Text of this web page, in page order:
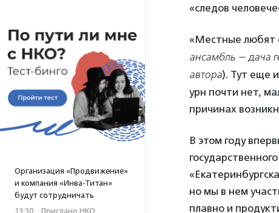
Организация «Продвижение»
и компания «Инва-Титан»
будут сотрудничать
13:30 · Прислано НКО
«следов
«Местные любят
ансамбль — дача
автора). Тут еще
урн почти нет,
причинах
В этом году
но мы в нем
плавно и